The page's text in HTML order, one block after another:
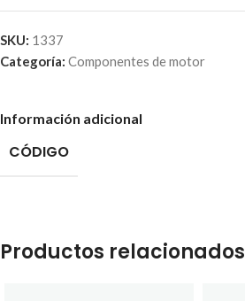
SKU: 1337
Categoría: Componentes de motor
Información adicional
CÓDIGO
Productos relacionados